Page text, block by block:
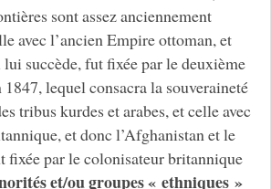
sont assez anciennement
avec l’ancien Empire ottoman, et
succède, fut fixée par le deuxième
lequel consacra la souveraineté
tribus kurdes et arabes, et celle avec
et donc l’Afghanistan et le
fixée par le colonisateur britannique
et/ou groupes « ethniques »